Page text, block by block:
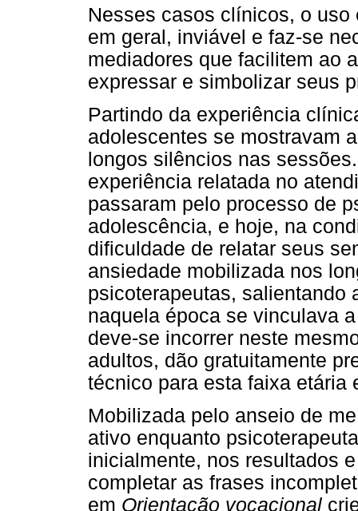
Nesses casos clínicos, o
em geral, inviável e faz-se
mediadores que facilitem ao
expressar e simbolizar seus
Partindo da experiência
adolescentes se mostravam
longos silêncios nas
experiência relatada no
passaram pelo processo de
adolescência, e hoje, na
dificuldade de relatar seus
ansiedade mobilizada nos
psicoterapeutas, salientando
naquela época se vinculava
deve-se incorrer neste
adultos, dão gratuitamente
técnico para esta faixa etária
Mobilizada pelo anseio de
ativo enquanto
inicialmente, nos resultados
completar as frases
em Orientação vocacional